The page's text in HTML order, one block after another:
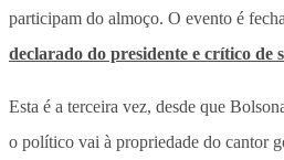
participam do almoço. O evento é
declarado do presidente e crítico de
Esta é a terceira vez, desde que
o político vai à propriedade do cantor